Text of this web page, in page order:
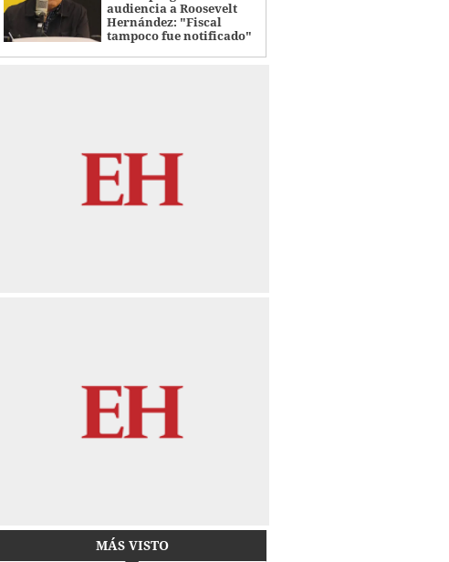
audiencia a Roosevelt
Hernández: "Fiscal
tampoco fue notificado"
MÁS VISTO